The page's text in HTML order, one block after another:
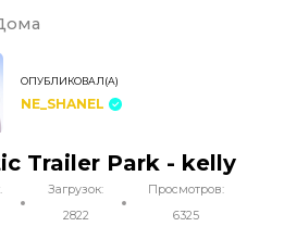
ОПУБЛИКОВАЛ(А)
NE_SHANEL
Trailer Park - kelly
Загрузок:
2822
Просмотров:
6325